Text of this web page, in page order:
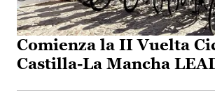
Comienza la II Vuelta
Castilla-La Mancha